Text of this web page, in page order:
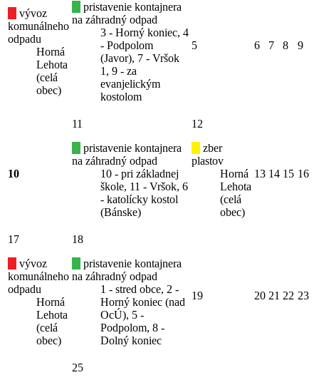
vývoz
komunálneho
odpadu
Horná
Lehota
(celá
obec)
pristavenie kontajnera
na záhradný odpad
3 - Horný koniec, 4
- Podpolom
(Javor), 7 - Vršok
1, 9 - za
evanjelickým
kostolom
5 6 7 8 9
10
11
pristavenie kontajnera
na záhradný odpad
10 - pri základnej
škole, 11 - Vršok, 6
- katolícky kostol
(Bánske)
12
zber
plastov
Horná
Lehota
(celá
obec)
13 14 15 16
17
vývoz
komunálneho
odpadu
Horná
Lehota
(celá
obec)
18
pristavenie kontajnera
na záhradný odpad
1 - stred obce, 2 -
Horný koniec (nad
OcÚ), 5 -
Podpolom, 8 -
Dolný koniec
19 20 21 22 23
25